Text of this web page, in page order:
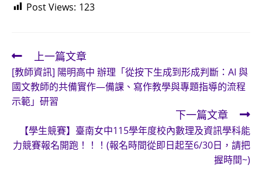
Post Views: 123
Read
more
articles
上一篇文章
[教師資訊] 陽明高中 辦理「從按下生成到形成判斷：AI 與
國文教師的共備實作—備課、寫作教學與專題指導的流程
示範」研習
下一篇文章
【學生競賽】臺南女中115學年度校內數理及資訊學科能
力競賽報名開跑！！！(報名時間從即日起至6/30日，請把
握時間~)